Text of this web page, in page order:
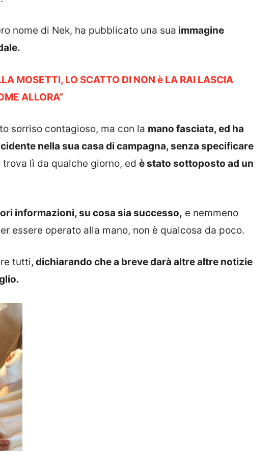
nome di Nek, ha pubblicato una sua immagine
MOSETTI, LO SCATTO DI NON è LA RAI LASCIA
ALLORA”
sorriso contagioso, ma con la mano fasciata, ed ha
nella sua casa di campagna, senza specificare
lì da qualche giorno, ed è stato sottoposto ad un
informazioni, su cosa sia successo, e nemmeno
essere operato alla mano, non è qualcosa da poco.
tutti, dichiarando che a breve darà altre altre notizie